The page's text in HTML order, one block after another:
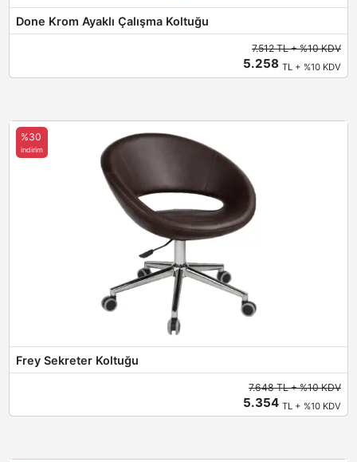
Done Krom Ayaklı Çalışma Koltuğu
7.512 TL + %10 KDV
5.258TL + %10 KDV
Frey Sekreter Koltuğu
%30
indirim
7.648 TL + %10 KDV
5.354TL + %10 KDV